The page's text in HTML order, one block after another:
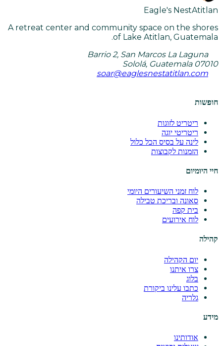
Eagle's NestAtitlan
A retreat center and community space on the shores
of Lake Atitlan, Guatemala.
Barrio 2, San Marcos La Laguna
Sololá, Guatemala 07010
soar@eaglesnestatitlan.com
חופשות
ריטריט לזוגות
ריטריטי יוגה
לינה על בסיס הכל כלול
הזמנות לקבוצות
חיי היומיום
לוח זמני השיעורים היומי
סאונה ובריכת טבילה
בית קפה
לוח אירועים
קהילה
יום הקהילה
צרו איתנו
בלוג
כתבו עלינו ביקורת
גלריה
מידע
אודותינו